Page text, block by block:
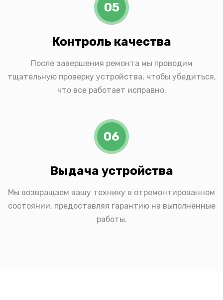
05
Контроль качества
После завершения ремонта мы проводим
тщательную проверку устройства, чтобы убедиться,
что все работает исправно.
06
Выдача устройства
Мы возвращаем вашу технику в отремонтированном
состоянии, предоставляя гарантию на выполненные
работы.